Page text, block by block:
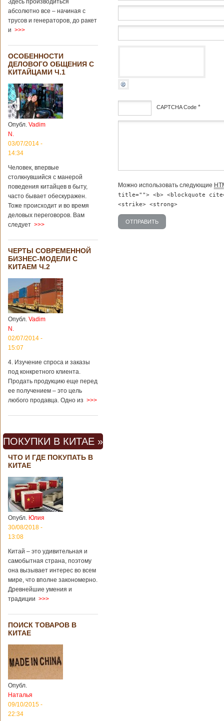
Здесь производиться
абсолютно все – начиная с
трусов и генераторов, до ракет
и >>>
ОСОБЕННОСТИ
ДЕЛОВОГО ОБЩЕНИЯ С
КИТАЙЦАМИ Ч.1
Опубл. Vadim
N.
03/07/2014 -
14:34
Человек, впервые
столкнувшийся с манерой
поведения китайцев в быту,
часто бывает обескуражен.
Тоже происходит и во время
деловых переговоров. Вам
следует >>>
ЧЕРТЫ СОВРЕМЕННОЙ
БИЗНЕС-МОДЕЛИ С
КИТАЕМ Ч.2
Опубл. Vadim
N.
02/07/2014 -
15:07
4. Изучение спроса и заказы
под конкретного клиента.
Продать продукцию еще перед
ее получением – это цель
любого продавца. Одно из >>>
ПОКУПКИ В КИТАЕ »
ЧТО И ГДЕ ПОКУПАТЬ В
КИТАЕ
Опубл. Юлия
30/08/2018 -
13:08
Китай – это удивительная и
самобытная страна, поэтому
она вызывает интерес во всем
мире, что вполне закономерно.
Древнейшие умения и
традиции >>>
ПОИСК ТОВАРОВ В
КИТАЕ
Опубл.
Наталья
09/10/2015 -
22:34
CAPTCHA Code *
Можно использовать следующие
title=""> <b> <blockquote
<strike> <strong>